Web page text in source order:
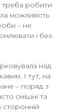
треба робити
можливість
– не
і без
над
І тут, на
– поряд з
смішні та
сторонній